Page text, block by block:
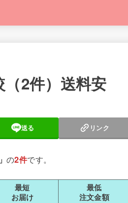
2件）送料安
送る リンク
の2件です。
最短
お届け
最低
注文金額